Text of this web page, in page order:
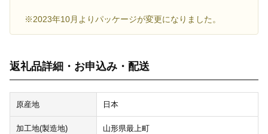
※2023年10月よりパッケージが変更になりました。
返礼品詳細・お申込み・配送
原産地 日本
加工地(製造地) 山形県最上町